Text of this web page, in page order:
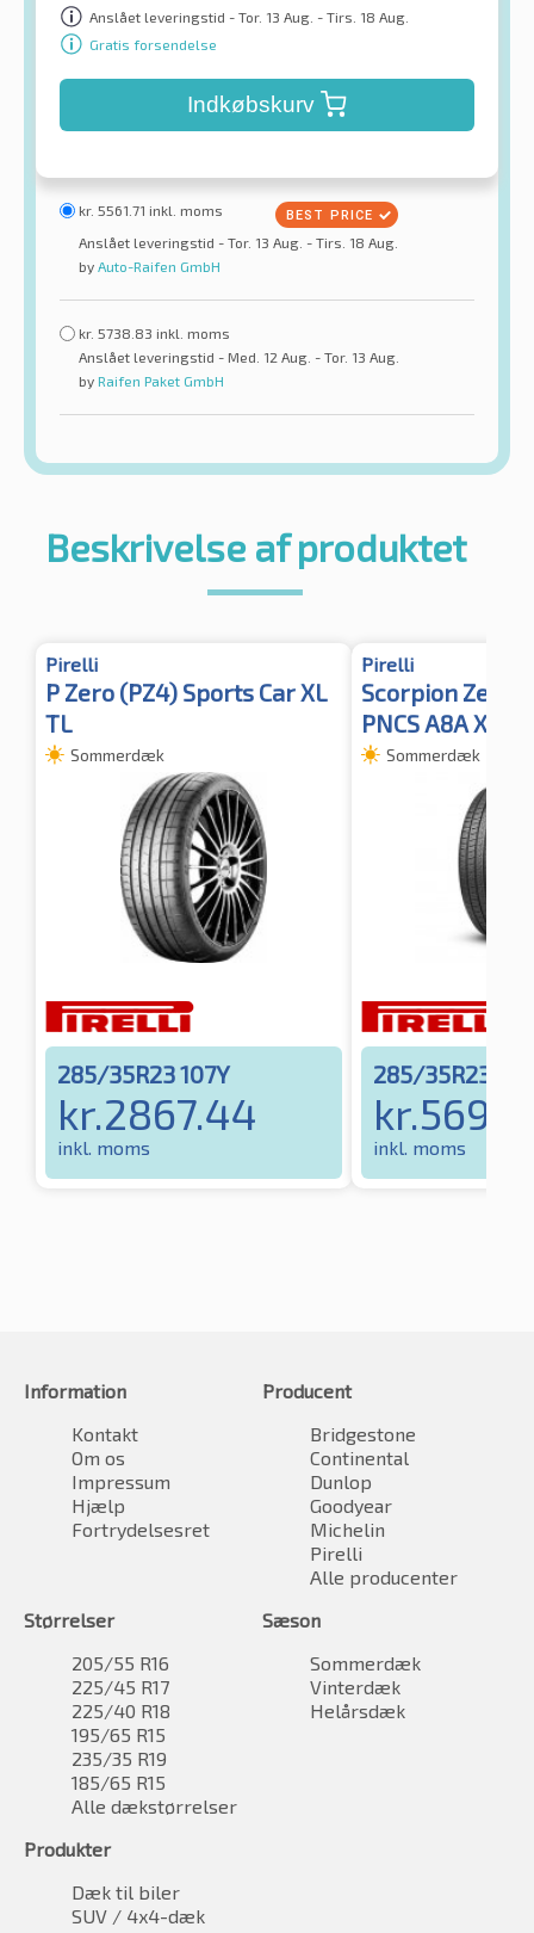
Anslået leveringstid - Tor. 13 Aug. - Tirs. 18 Aug.
Gratis forsendelse
Indkøbskurv
kr. 5561.71 inkl. moms
Anslået leveringstid - Tor. 13 Aug. - Tirs. 18 Aug.
by Auto-Raifen GmbH
kr. 5738.83 inkl. moms
Anslået leveringstid - Med. 12 Aug. - Tor. 13 Aug.
by Raifen Paket GmbH
Beskrivelse af produktet
Pirelli
P Zero (PZ4) Sports Car XL
TL
Sommerdæk
285/35R23 107Y
kr.2867.44
inkl. moms
Pirelli
Scorpion Zero
PNCS A8A XL
Sommerdæk
285/35R23
kr.
inkl. moms
Information
Kontakt
Om os
Impressum
Hjælp
Fortrydelsesret
Producent
Bridgestone
Continental
Dunlop
Goodyear
Michelin
Pirelli
Alle producenter
Størrelser
205/55 R16
225/45 R17
225/40 R18
195/65 R15
235/35 R19
185/65 R15
Alle dækstørrelser
Sæson
Sommerdæk
Vinterdæk
Helårsdæk
Produkter
Dæk til biler
SUV / 4x4-dæk